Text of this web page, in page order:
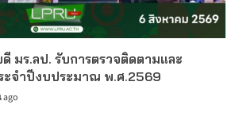
มร.ลป. รับการตรวจติดตามและ
ะจำปีงบประมาณ พ.ศ.2569
ago